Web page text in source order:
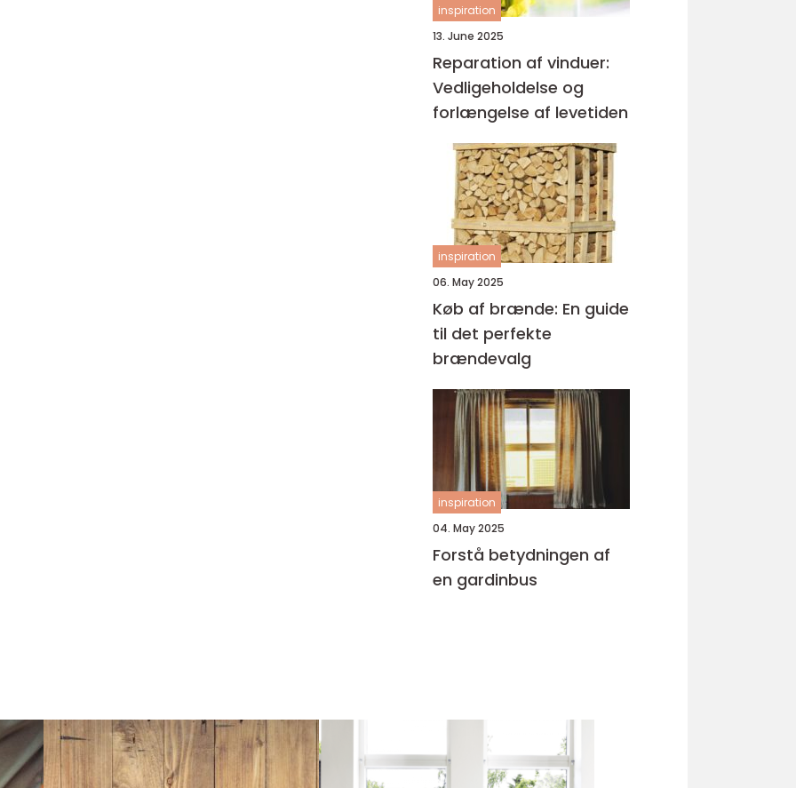
inspiration
13. June 2025
Reparation af vinduer:
Vedligeholdelse og
forlængelse af levetiden
inspiration
06. May 2025
Køb af brænde: En guide
til det perfekte
brændevalg
inspiration
04. May 2025
Forstå betydningen af
en gardinbus